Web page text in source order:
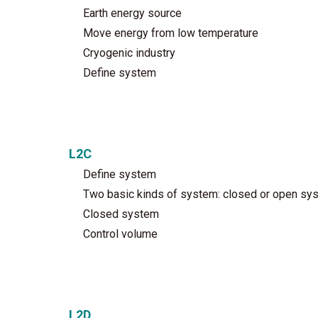
Earth energy source
Move energy from low temperature
Cryogenic industry
Define system
L2C
Define system
Two basic kinds of system: closed or open
Closed system
Control volume
L2D